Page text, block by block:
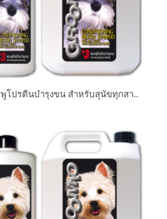
โปรตีนบำรุงขน สำหรับสุนัขทุกสา..